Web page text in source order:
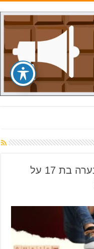
להיות אוטיסטית – סיון קינן, נערה בת 17 על